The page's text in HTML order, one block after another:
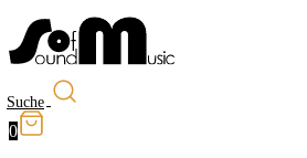
Suche
0